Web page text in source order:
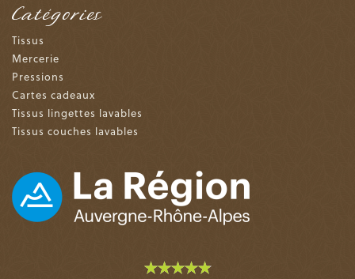
Catégories
Tissus
Mercerie
Pressions
Cartes cadeaux
Tissus lingettes lavables
Tissus couches lavables